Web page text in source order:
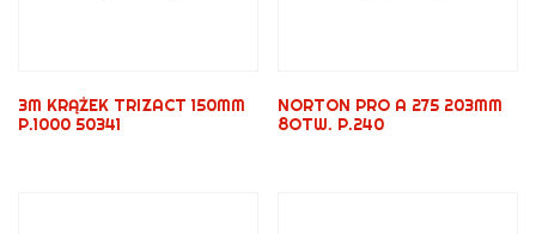
3M KRĄŻEK TRIZACT 150MM
P.1000 50341
NORTON PRO A 275 203MM
8OTW. P.240